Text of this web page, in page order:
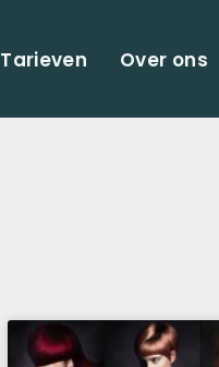
Tarieven Over ons